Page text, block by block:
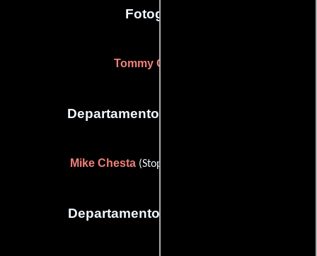
Fotografia
Tommy Oceanak
Departamento de animación
Mike Chesta(Stop Motion Animator)
Departamento de maquillaje